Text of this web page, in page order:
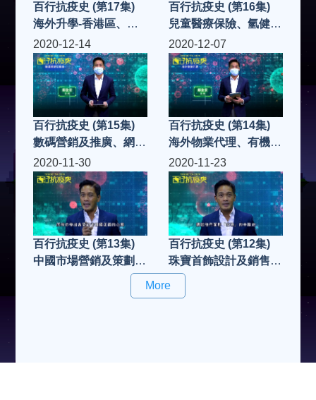
百行抗疫史 (第17集)
海外升學-香港區、保
險業-財務管理
百行抗疫史 (第16集)
兒童醫療保險、氫健康
科技
2020-12-14
百行抗疫史 (第15集)
數碼營銷及推廣、網絡
營銷及推廣平台
2020-12-07
百行抗疫史 (第14集)
海外物業代理、有機食
品代理
2020-11-30
百行抗疫史 (第13集)
中國市場營銷及策劃、
住宅及商業裝修工程
2020-11-23
百行抗疫史 (第12集)
珠寶首飾設計及銷售、
餐飲業: 日式鐵板燒料
More